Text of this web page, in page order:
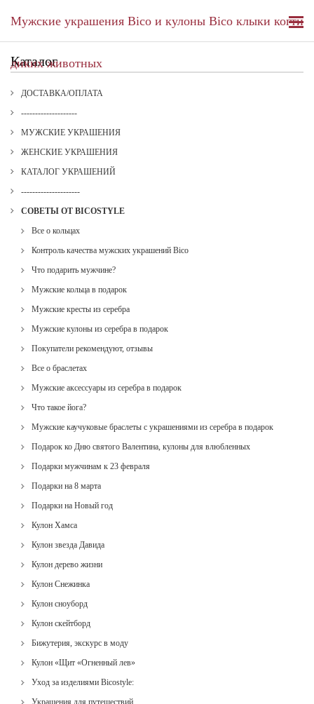
Мужские украшения Bico и кулоны Bico клыки когти
диких животных
Каталог
ДОСТАВКА/ОПЛАТА
--------------------
МУЖСКИЕ УКРАШЕНИЯ
ЖЕНСКИЕ УКРАШЕНИЯ
КАТАЛОГ УКРАШЕНИЙ
---------------------
СОВЕТЫ ОТ BICOSTYLE
Все о кольцах
Контроль качества мужских украшений Bico
Что подарить мужчине?
Мужские кольца в подарок
Мужские кресты из серебра
Мужские кулоны из серебра в подарок
Покупатели рекомендуют, отзывы
Все о браслетах
Мужские аксессуары из серебра в подарок
Что такое йога?
Мужские каучуковые браслеты с украшениями из серебра в подарок
Подарок ко Дню святого Валентина, кулоны для влюбленных
Подарки мужчинам к 23 февраля
Подарки на 8 марта
Подарки на Новый год
Кулон Хамса
Кулон звезда Давида
Кулон дерево жизни
Кулон Снежинка
Кулон сноуборд
Кулон скейтборд
Бижутерия, экскурс в моду
Кулон «Щит «Огненный лев»
Уход за изделиями Bicostyle:
Украшения для путешествий